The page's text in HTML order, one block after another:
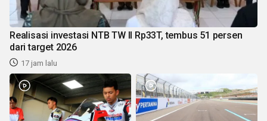
Realisasi investasi NTB TW II Rp33T, tembus 51 persen
dari target 2026
17 jam lalu